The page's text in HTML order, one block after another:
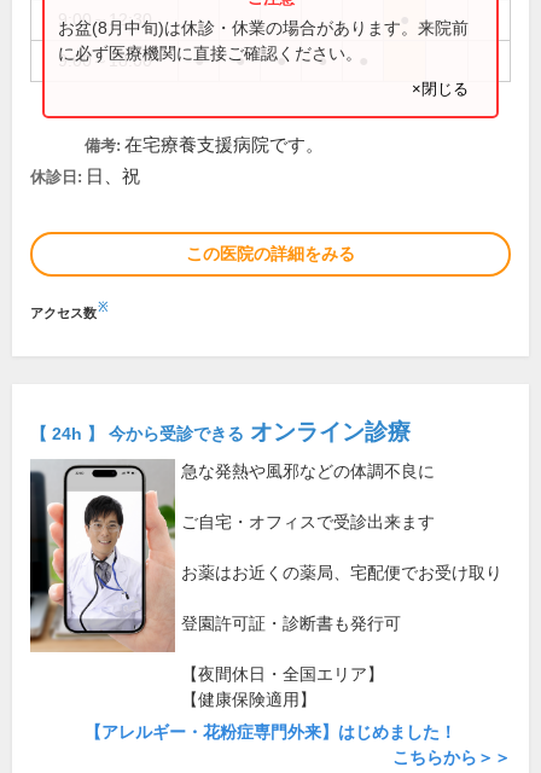
9:00～12:30
9:00～18:00 ● ● ● ●
お盆(8月中旬)は休診・休業の場合があります。来院前
に必ず医療機関に直接ご確認ください。
×閉じる
備考: 在宅療養支援病院です。
休診日: 日、祝
この医院の詳細をみる
アクセス数※
【 24h 】 今から受診できる オンライン診療
急な発熱や風邪などの体調不良に
ご自宅・オフィスで受診出来ます
お薬はお近くの薬局、宅配便でお受け取り
登園許可証・診断書も発行可
【夜間休日・全国エリア】
【健康保険適用】
【アレルギー・花粉症専門外来】はじめました！
こちらから＞＞